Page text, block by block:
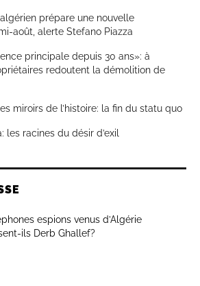
prépare une nouvelle
août, alerte Stefano Piazza
principale depuis 30 ans»: à
redoutent la démolition de
miroirs de l’histoire: la fin du statu quo
racines du désir d’exil
espions venus d’Algérie
ils Derb Ghallef?